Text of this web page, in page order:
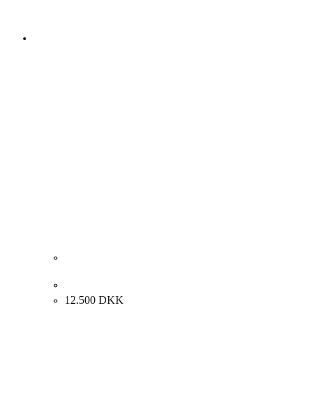
12.500 DKK